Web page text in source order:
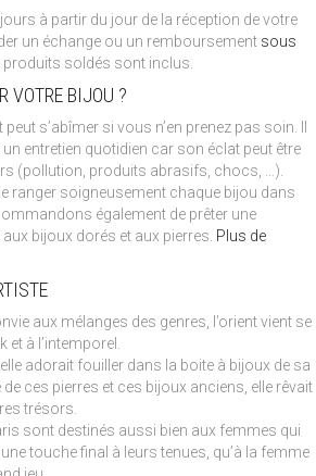
à partir du jour de la réception de votre
un échange ou un remboursement sous
produits soldés sont inclus.
VOTRE BIJOU ?
s’abîmer si vous n’en prenez pas soin. Il
entretien quotidien car son éclat peut être
(pollution, produits abrasifs, chocs, …).
ranger soigneusement chaque bijou dans
également de prêter une
bijoux dorés et aux pierres. Plus de
aux mélanges des genres, l’orient vient se
à l’intemporel.
adorait fouiller dans la boite à bijoux de sa
ces pierres et ces bijoux anciens, elle rêvait
trésors.
sont destinés aussi bien aux femmes qui
touche final à leurs tenues, qu’à la femme